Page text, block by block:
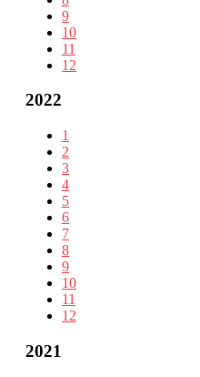
9
10
11
12
2022
1
2
3
4
5
6
7
8
9
10
11
12
2021